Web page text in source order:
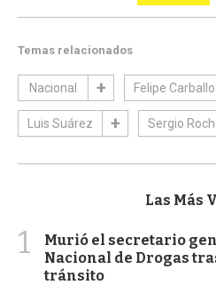
Temas relacionados
Nacional Felipe Carballo
Luis Suárez Sergio
Las Más
1
Murió el secretario
Nacional de Drogas
tránsito